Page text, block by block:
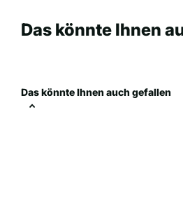
Das könnte Ihnen
Das könnte Ihnen auch gefallen